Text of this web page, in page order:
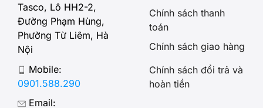
Tasco, Lô HH2-2,
Đường Phạm Hùng,
Phường Từ Liêm, Hà
Nội
Mobile:
0901.588.290
Email:
Chính sách thanh
toán
Chính sách giao hàng
Chính sách đổi trả và
hoàn tiền